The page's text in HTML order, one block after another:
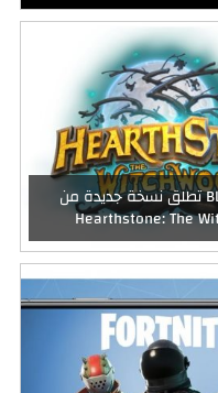
شركة Blizzard تطلق نسخة جديدة من